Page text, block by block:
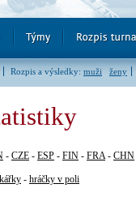
Rozpis a výsledky: muži ženy
- CZE - ESP - FIN - FRA- CHN
- hráčky v poli